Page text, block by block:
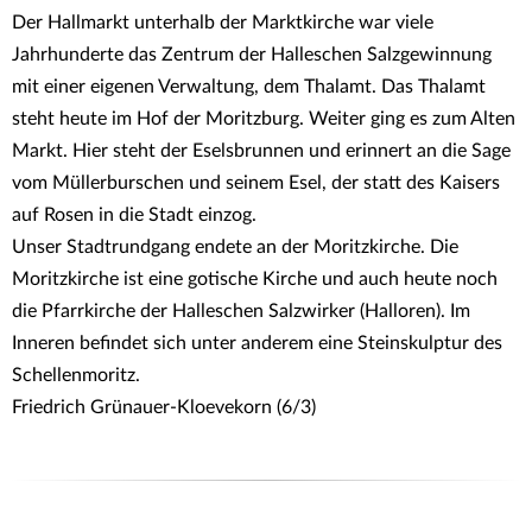
Der Hallmarkt unterhalb der Marktkirche war viele
Jahrhunderte das Zentrum der Halleschen Salzgewinnung
mit einer eigenen Verwaltung, dem Thalamt. Das Thalamt
steht heute im Hof der Moritzburg. Weiter ging es zum Alten
Markt. Hier steht der Eselsbrunnen und erinnert an die Sage
vom Müllerburschen und seinem Esel, der statt des Kaisers
auf Rosen in die Stadt einzog.
Unser Stadtrundgang endete an der Moritzkirche. Die
Moritzkirche ist eine gotische Kirche und auch heute noch
die Pfarrkirche der Halleschen Salzwirker (Halloren). Im
Inneren befindet sich unter anderem eine Steinskulptur des
Schellenmoritz.
Friedrich Grünauer-Kloevekorn (6/3)